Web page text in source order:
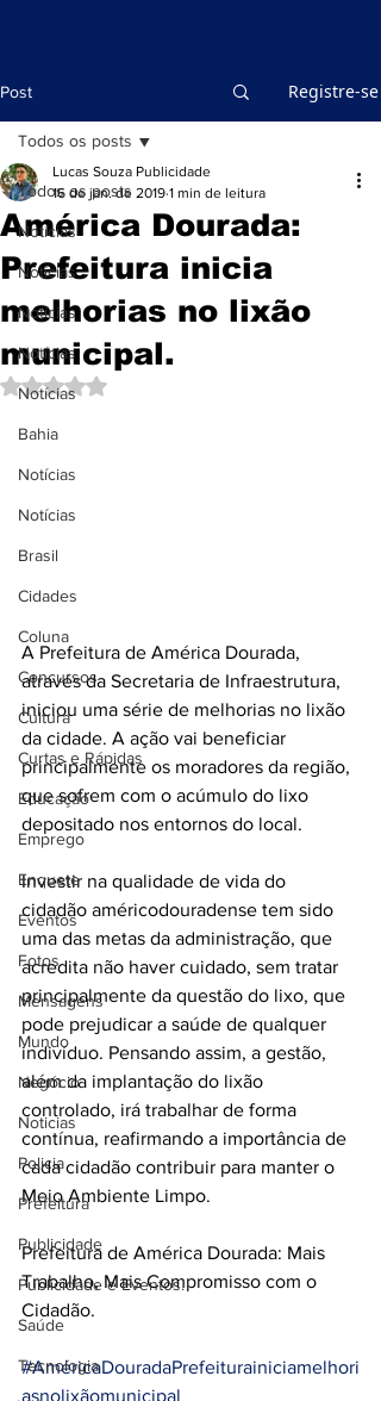
Post Registre-se
Todos os posts
Notícias
Notícias
Notícias
Notícias
Notícias
Bahia
Notícias
Notícias
Brasil
Cidades
Coluna
Concursos
Cultura
Curtas e Rápidas
Educação
Emprego
Enquete
Eventos
Fotos
Mensagens
Mundo
Negócio
Noticias
Policia
Prefeitura
Publicidade
Publicidade e Eventos.
Saúde
Tecnologia
Todos os posts
América Dourada:
Prefeitura inicia
melhorias no lixão
municipal.
Lucas Souza Publicidade
16 de jan. de 2019 1 min de leitura
Avaliado com NaN de 5 estrelas.
A Prefeitura de América Dourada,
através da Secretaria de Infraestrutura,
iniciou uma série de melhorias no lixão
da cidade. A ação vai beneficiar
principalmente os moradores da região,
que sofrem com o acúmulo do lixo
depositado nos entornos do local.
Investir na qualidade de vida do
cidadão américodouradense tem sido
uma das metas da administração, que
acredita não haver cuidado, sem tratar
principalmente da questão do lixo, que
pode prejudicar a saúde de qualquer
indivíduo. Pensando assim, a gestão,
além da implantação do lixão
controlado, irá trabalhar de forma
contínua, reafirmando a importância de
cada cidadão contribuir para manter o
Meio Ambiente Limpo.
Prefeitura de América Dourada: Mais
Trabalho, Mais Compromisso com o
Cidadão.
#AméricaDouradaPrefeiturainiciamelhori
asnolixãomunicipal